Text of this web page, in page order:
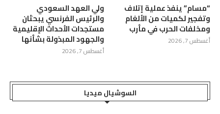
“مسام” ينفذ عملية إتلاف
وتفجير لكميات من الألغام
ومخلفات الحرب في مأرب
أغسطس 7, 2026
ولي العهد السعودي
والرئيس الفرنسي يبحثان
مستجدات الأحداث الإقليمية
والجهود المبذولة بشأنها
أغسطس 7, 2026
السوشيال ميديا